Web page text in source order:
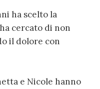
ha scelto la
cercato di non
il dolore con
e Nicole hanno